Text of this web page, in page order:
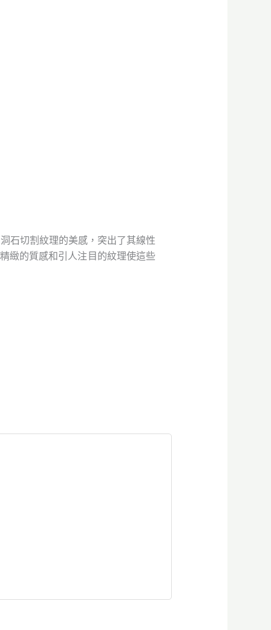
石切割紋理的美感，突出了其線性
緻的質感和引人注目的紋理使這些